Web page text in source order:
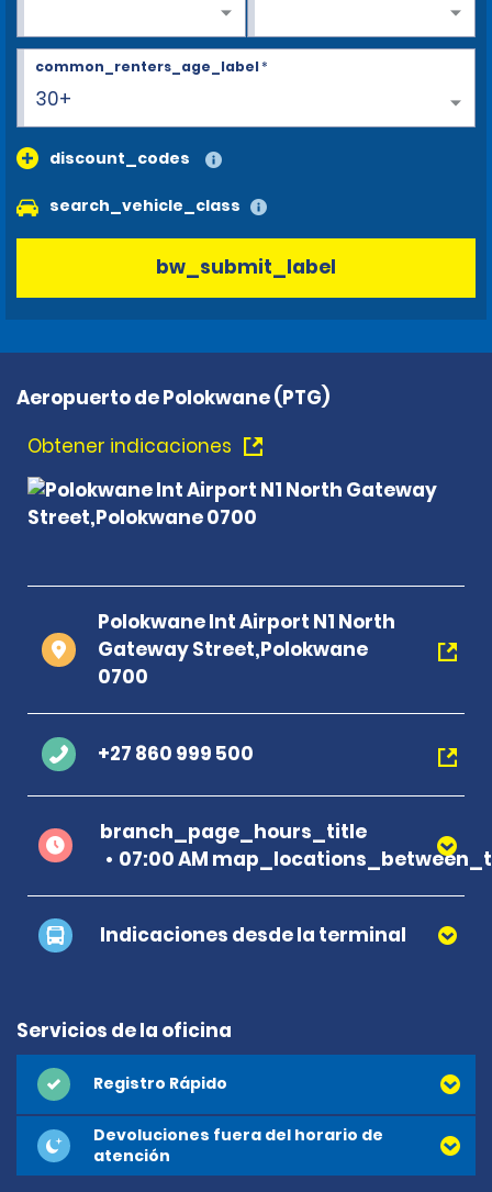
30+
common_renters_age_label*
discount_codes
search_vehicle_class
bw_submit_label
Aeropuerto de Polokwane (PTG)
Obtener indicaciones
Polokwane Int Airport N1 North
Gateway Street,Polokwane
0700
+27 860 999 500
branch_page_hours_title
07:00 AM
Indicaciones desde la terminal
Servicios de la oficina
Registro Rápido
Devoluciones fuera del horario de
atención